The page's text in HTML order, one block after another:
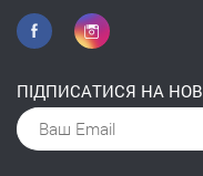
ПІДПИСАТИСЯ НА